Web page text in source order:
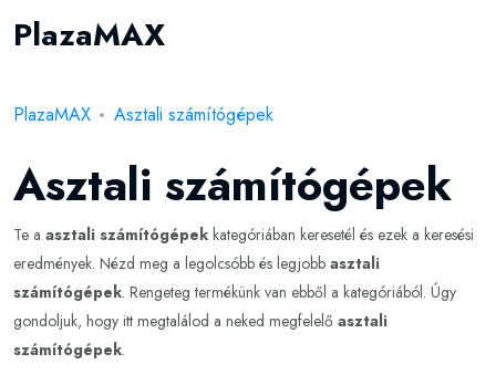
PlazaMAX
PlazaMAX Asztali számítógépek
Asztali számítógépek
Te a asztali számítógépek kategóriában keresetél és ezek a keresési
eredmények. Nézd meg a legolcsóbb és legjobb asztali
számítógépek. Rengeteg termékünk van ebből a kategóriából. Úgy
gondoljuk, hogy itt megtalálod a neked megfelelő asztali
számítógépek.